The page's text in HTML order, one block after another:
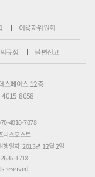
이용자위원회
규정 불편신고
스페이스 12층
4015-8658
4010-7078
니스포스트
행일자: 2013년 12월 2일
171X
reserved.